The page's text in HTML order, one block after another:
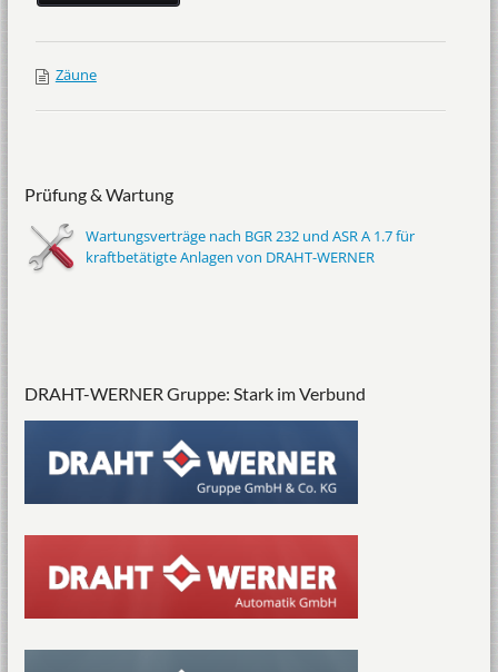
Zäune
Prüfung & Wartung
Wartungsverträge nach BGR 232 und ASR A 1.7 für
kraftbetätigte Anlagen von DRAHT-WERNER
DRAHT-WERNER Gruppe: Stark im Verbund